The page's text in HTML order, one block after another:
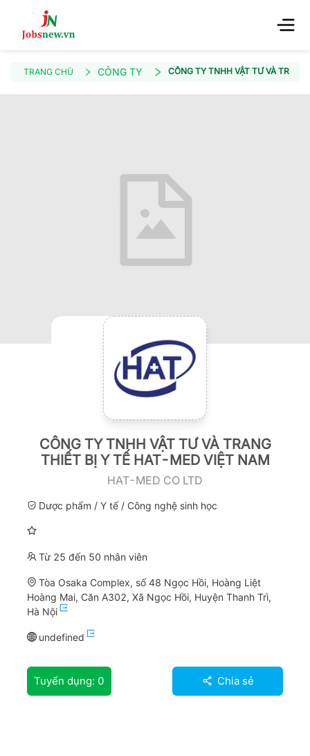
TRANG CHỦ CÔNG TY CÔNG TY TNHH VẬT TƯ VÀ
CÔNG TY TNHH VẬT TƯ VÀ TRANG
THIẾT BỊ Y TẾ HAT-MED VIỆT NAM
HAT-MED CO LTD
Dược phẩm / Y tế / Công nghệ sinh học
Từ 25 đến 50 nhân viên
Tòa Osaka Complex, số 48 Ngọc Hồi, Hoàng Liệt
Hoàng Mai, Căn A302, Xã Ngọc Hồi, Huyện Thanh Trì,
Hà Nội
undefined
Tuyển dụng: 0 Chia sẻ